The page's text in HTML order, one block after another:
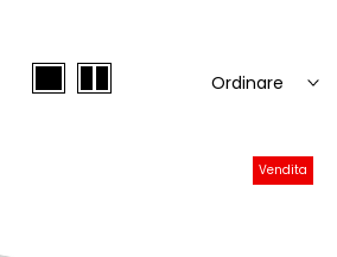
Ordinare
Vendita